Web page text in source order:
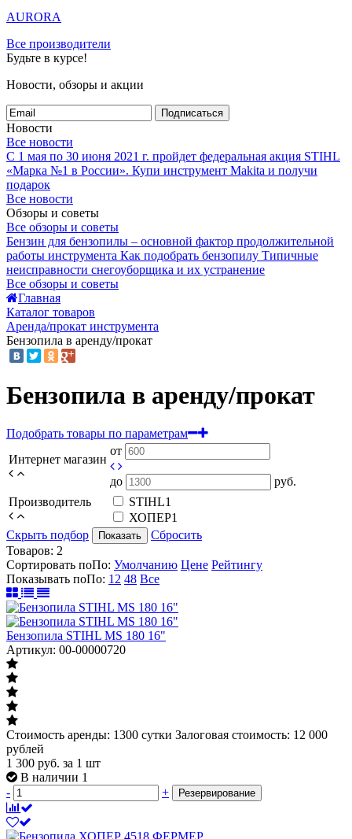
AURORA
Все производители
Будьте в курсе!
Новости, обзоры и акции
Подписаться
Новости
Все новости
С 1 мая по 30 июня 2021 г. пройдет федеральная акция STIHL
«Марка №1 в России». Купи инструмент Makita и получи
подарок
Все новости
Обзоры и советы
Все обзоры и советы
Бензин для бензопилы – основной фактор продолжительной
работы инструмента Как подобрать бензопилу Типичные
неисправности снегоуборщика и их устранение
Все обзоры и советы
Главная
Каталог товаров
Аренда/прокат инструмента
Бензопила в аренду/прокат
Бензопила в аренду/прокат
Подобрать товары по параметрам
Интернет магазин
от
до
руб.
Производитель
STIHL1
ХОПЕР1
Скрыть подбор
Показать
Сбросить
Товаров: 2
Сортировать поПо: Умолчанию Цене Рейтингу
Показывать поПо: 12 48 Все
Бензопила STIHL MS 180 16"
Артикул: 00-00000720
Стоимость аренды: 1300 сутки Залоговая стоимость: 12 000
рублей
1 300 руб. за 1 шт
В наличии 1
-
+ Резервирование